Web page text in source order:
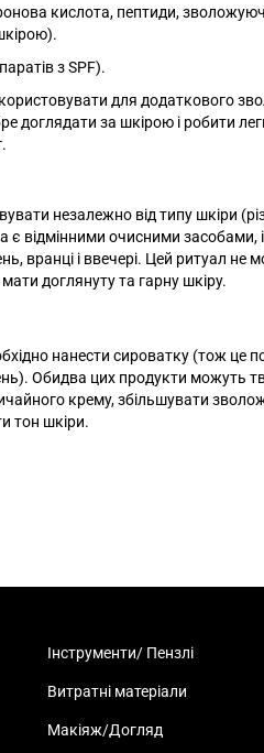
кислота, пептиди,
з SPF).
для додаткового
доглядати за шкірою і робити
незалежно від типу шкіри
є відмінними очисними засобами, і
вранці і ввечері. Цей ритуал не
доглянуту та гарну шкіру.
нанести сироватку (тож це
Обидва цих продукти можуть
крему, збільшувати
тон шкіри.
Інструменти/ Пензлі
Витратні матеріали
Макіяж/Догляд